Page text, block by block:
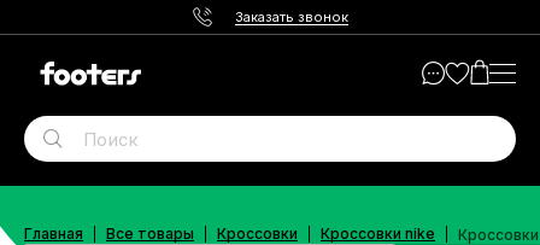
Заказать звонок
Главная Все товары Кроссовки Кроссовки nike